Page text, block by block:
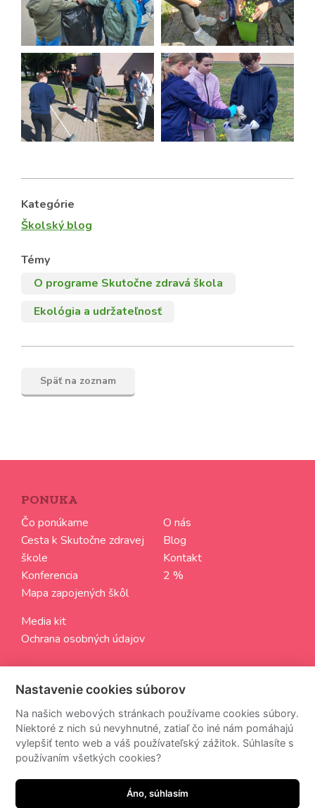
Kategórie
Školský blog
Témy
O programe Skutočne zdravá škola
Ekológia a udržateľnosť
Späť na zoznam
PONUKA
Čo ponúkame
Cesta k Skutočne zdravej
škole
Konferencia
Mapa zapojených škôl
O nás
Blog
Kontakt
2 %
Media kit
Ochrana osobných údajov
Z odberu newsettra sa môžete kedykoľvek odhlásiť.
Nastavenie cookies súborov
Na našich webových stránkach používame cookies súbory.
Niektoré z nich sú nevyhnutné, zatiaľ čo iné nám pomáhajú
vylepšiť tento web a váš používateľský zážitok. Súhlasíte s
používaním všetkých cookies?
Áno, súhlasím